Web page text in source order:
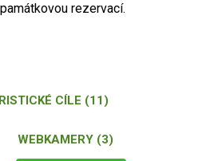
rezervací.
CÍLE (11)
WEBKAMERY (3)